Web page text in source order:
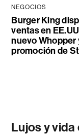
NEGOCIOS
Burger King
ventas en
nuevo Whopper
promoción de
Lujos y vida